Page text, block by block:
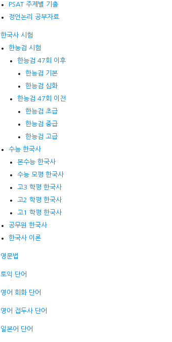
PSAT 주제별 기출
정언논리 공부자료
한국사 시험
한능검 시험
한능검 47회 이후
한능검 기본
한능검 심화
한능검 47회 이전
한능검 초급
한능검 중급
한능검 고급
수능 한국사
본수능 한국사
수능 모평 한국사
고3 학평 한국사
고2 학평 한국사
고1 학평 한국사
공무원 한국사
한국사 이론
영문법
토익 단어
영어 회화 단어
영어 접두사 단어
일본어 단어